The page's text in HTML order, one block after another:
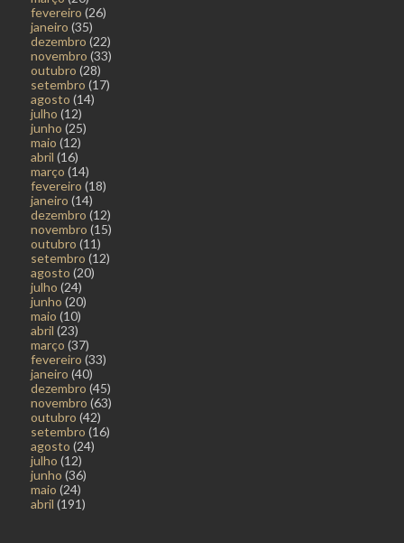
fevereiro (26)
janeiro (35)
dezembro (22)
novembro (33)
outubro (28)
setembro (17)
agosto (14)
julho (12)
junho (25)
maio (12)
abril (16)
março (14)
fevereiro (18)
janeiro (14)
dezembro (12)
novembro (15)
outubro (11)
setembro (12)
agosto (20)
julho (24)
junho (20)
maio (10)
abril (23)
março (37)
fevereiro (33)
janeiro (40)
dezembro (45)
novembro (63)
outubro (42)
setembro (16)
agosto (24)
julho (12)
junho (36)
maio (24)
abril (191)